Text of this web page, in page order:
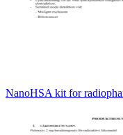
NanoHSA kit for